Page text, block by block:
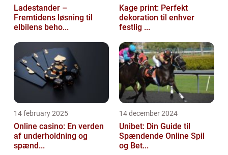
Ladestander –
Fremtidens løsning til
elbilens beho...
Kage print: Perfekt
dekoration til enhver
festlig ...
14 february 2025
Online casino: En verden
af underholdning og
spænd...
14 december 2024
Unibet: Din Guide til
Spændende Online Spil
og Bet...